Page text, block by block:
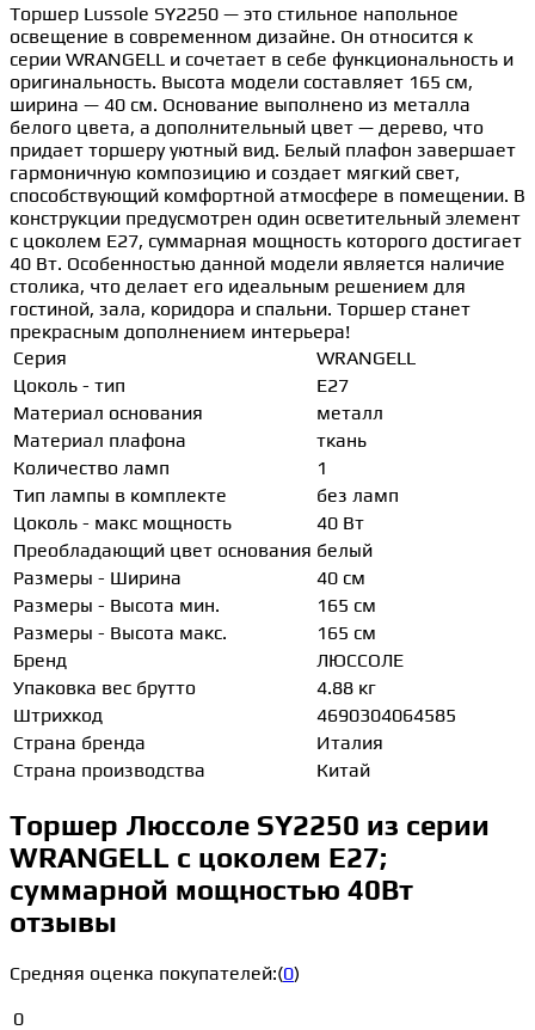
Торшер Lussole SY2250 — это стильное напольное
освещение в современном дизайне. Он относится к
серии WRANGELL и сочетает в себе функциональность и
оригинальность. Высота модели составляет 165 см,
ширина — 40 см. Основание выполнено из металла
белого цвета, а дополнительный цвет — дерево, что
придает торшеру уютный вид. Белый плафон завершает
гармоничную композицию и создает мягкий свет,
способствующий комфортной атмосфере в помещении. В
конструкции предусмотрен один осветительный элемент
с цоколем E27, суммарная мощность которого достигает
40 Вт. Особенностью данной модели является наличие
столика, что делает его идеальным решением для
гостиной, зала, коридора и спальни. Торшер станет
прекрасным дополнением интерьера!
Серия
WRANGELL
Цоколь - тип
E27
Материал основания
металл
Материал плафона
ткань
Количество ламп
1
Тип лампы в комплекте
без ламп
Цоколь - макс мощность
40 Вт
Преобладающий цвет основания белый
Размеры - Ширина
40 см
Размеры - Высота мин.
165 см
Размеры - Высота макс.
165 см
Бренд
ЛЮССОЛЕ
Упаковка вес брутто
4.88 кг
Штрихкод
4690304064585
Страна бренда
Италия
Страна производства
Китай
Торшер Люссоле SY2250 из серии
WRANGELL с цоколем E27;
суммарной мощностью 40Вт
отзывы
Средняя оценка покупателей:(0)
0